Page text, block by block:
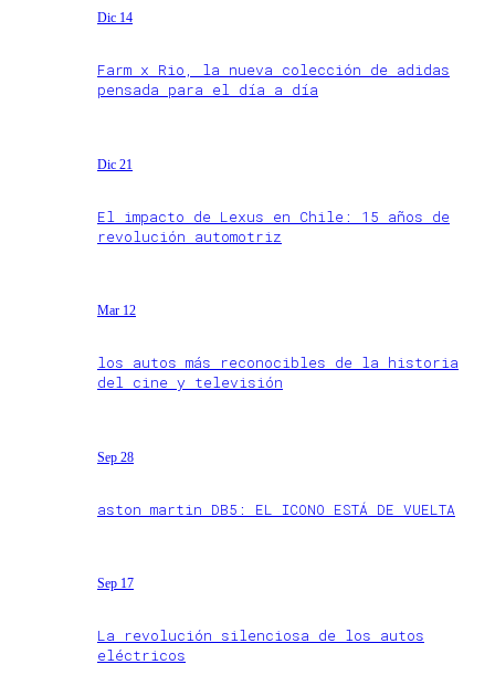
Dic 14
Farm x Rio, la nueva colección de adidas
pensada para el día a día
Dic 21
El impacto de Lexus en Chile: 15 años de
revolución automotriz
Mar 12
los autos más reconocibles de la historia
del cine y televisión
Sep 28
aston martin DB5: EL ICONO ESTÁ DE VUELTA
Sep 17
La revolución silenciosa de los autos
eléctricos